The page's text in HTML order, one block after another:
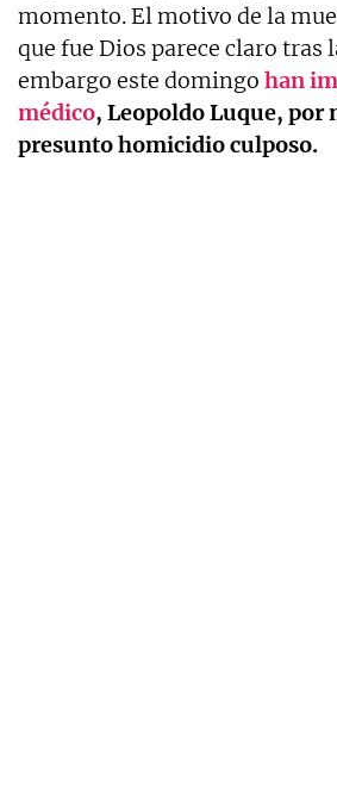
momento. El motivo de la
que fue Dios parece claro tras
embargo este domingo han
médico, Leopoldo Luque, por
presunto homicidio culposo.